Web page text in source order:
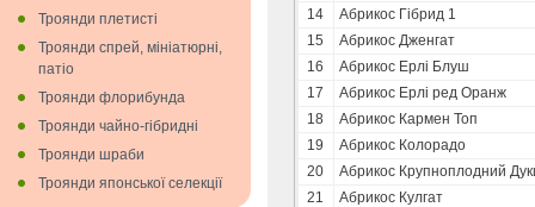
14
Абрикос Гібрид 1
15
Абрикос Дженгат
16
Абрикос Ерлі Блуш
17
Абрикос Ерлі ред Оранж
18
Абрикос Кармен Топ
19
Абрикос Колорадо
20
Абрикос Крупноплодний
21
Абрикос Кулгат
Троянди плетисті
Троянди спрей, мініатюрні,
патіо
Троянди флорибунда
Троянди чайно-гібридні
Троянди шраби
Троянди японської селекції